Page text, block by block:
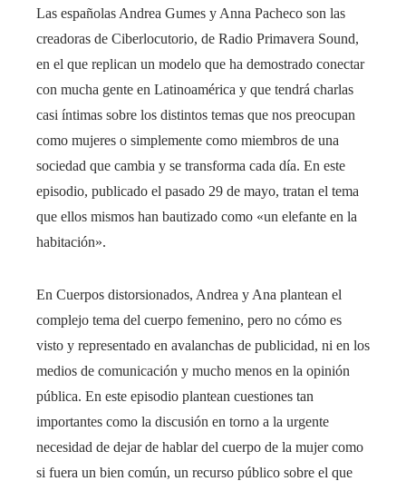
Las españolas Andrea Gumes y Anna Pacheco son las
creadoras de Ciberlocutorio, de Radio Primavera Sound,
en el que replican un modelo que ha demostrado conectar
con mucha gente en Latinoamérica y que tendrá charlas
casi íntimas sobre los distintos temas que nos preocupan
como mujeres o simplemente como miembros de una
sociedad que cambia y se transforma cada día. En este
episodio, publicado el pasado 29 de mayo, tratan el tema
que ellos mismos han bautizado como «un elefante en la
habitación».
En Cuerpos distorsionados, Andrea y Ana plantean el
complejo tema del cuerpo femenino, pero no cómo es
visto y representado en avalanchas de publicidad, ni en los
medios de comunicación y mucho menos en la opinión
pública. En este episodio plantean cuestiones tan
importantes como la discusión en torno a la urgente
necesidad de dejar de hablar del cuerpo de la mujer como
si fuera un bien común, un recurso público sobre el que